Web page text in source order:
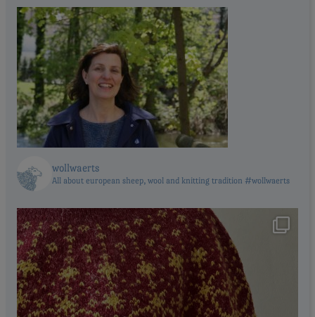
wollwaerts
All about european sheep, wool and knitting tradition #wollwaerts